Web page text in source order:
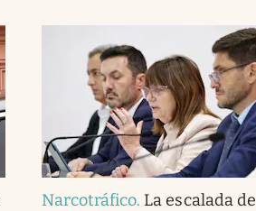
Narcotráfico. La escalada de